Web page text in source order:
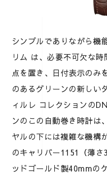
シンプルでありながら機
リム は、必要不可欠な
点を置き、日付表示のみ
のあるグリーンの新しい
ィルレ コレクションの
ンのこの自動巻き時計は
ヤルの下には複雑な機構
のキャリバー1151（薄
ッドゴールド製40mmの